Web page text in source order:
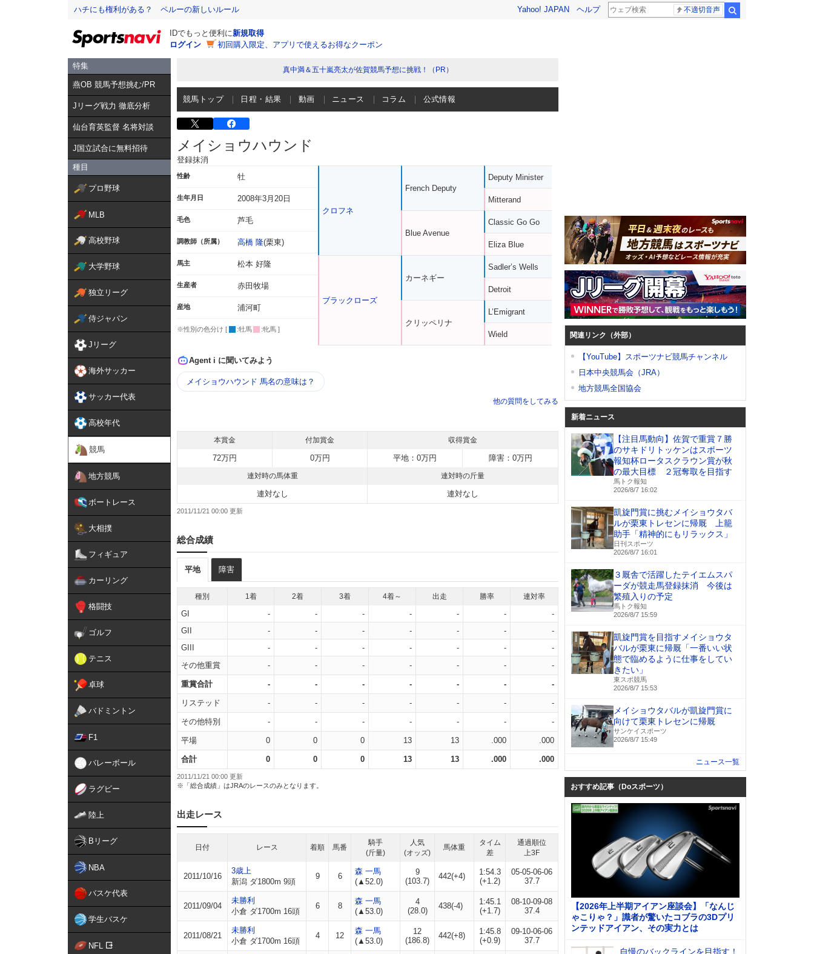
ハチにも権利がある？ ペルーの新しいルール Yahoo! JAPAN ヘルプ 不適切音声
IDでもっと便利に新規取得
ログイン
初回購入限定、アプリで使えるお得なクーポン
特集
燕OB 競馬予想挑む/PR
Jリーグ戦力 徹底分析
仙台育英監督 名将対談
J国立試合に無料招待
種目
プロ野球
MLB
高校野球
大学野球
独立リーグ
侍ジャパン
Jリーグ
海外サッカー
サッカー代表
高校年代
競馬
地方競馬
ボートレース
大相撲
フィギュア
カーリング
格闘技
ゴルフ
テニス
卓球
バドミントン
F1
バレーボール
ラグビー
陸上
Bリーグ
NBA
バスケ代表
学生バスケ
NFL
真中満＆五十嵐亮太が佐賀競馬予想に挑戦！（PR）
競馬トップ 日程・結果 動画 ニュース コラム 公式情報
メイショウハウンド
登録抹消
性齢 牡
生年月日 2008年3月20日
毛色 芦毛
調教師（所属） 高橋 隆(栗東)
馬主 松本 好隆
生産者 赤田牧場
産地 浦河町
※性別の色分け [ :牡馬 :牝馬 ]
クロフネ
ブラックローズ
French Deputy
Blue Avenue
カーネギー
クリッペリナ
Deputy Minister
Mitterand
Classic Go Go
Eliza Blue
Sadler’s Wells
Detroit
L’Emigrant
Wield
Agent i に聞いてみよう
メイショウハウンド 馬名の意味は？
他の質問をしてみる
本賞金 付加賞金 収得賞金
72万円 0万円 平地：0万円 障害：0万円
連対時の馬体重 連対時の斤量
連対なし 連対なし
2011/11/21 00:00
総合成績
平地 障害
種別 1着 2着 3着 4着～ 出走 勝率 連対率
GI - - - - - -
-
GII
- - - - - -
-
GIII
- - - - - -
-
その他重賞
- - - - - - -
重賞合計 - - - - - - -
リステッド - - - - - - -
その他特別 - - - - - - -
平場 0 0 0 13 13 .000 .000
合計 0 0 0 13 13 .000 .000
2011/11/21 00:00 更新
※「総合成績」はJRAのレースのみとなります。
出走レース
日付 レース 着順 馬番
騎手
(斤量)
人気
(オッズ)
馬体重
タイム
差
通過順位
上3F
2011/10/16
3歳上
新潟 ダ1800m 9頭
9 6
森 一馬
(▲52.0)
9
(103.7)
442(+4)
1:54.3
(+1.2)
05-05-06-06
37.7
2011/09/04
未勝利
小倉 ダ1700m 16頭
6 8
森 一馬
(▲53.0)
4
(28.0)
438(-4)
1:45.1
(+1.7)
08-10-09-08
37.4
2011/08/21
未勝利
小倉 ダ1700m 16頭
4 12
森 一馬
(▲53.0)
12
(186.8)
442(+8)
1:45.8
(+0.9)
09-10-06-06
37.7
関連リンク（外部）
【YouTube】スポーツナビ競馬チャンネル
日本中央競馬会（JRA）
地方競馬全国協会
新着ニュース
【注目馬動向】佐賀で重賞７勝
のサキドリトッケンはスポーツ
報知杯ロータスクラウン賞が秋
の最大目標 ２冠奪取を目指す
馬トク報知
2026/8/7 16:02
凱旋門賞に挑むメイショウタバ
ルが栗東トレセンに帰厩 上籠
助手「精神的にもリラックス」
日刊スポーツ
2026/8/7 16:01
３厩舎で活躍したテイエムスパ
ーダが競走馬登録抹消 今後は
繁殖入りの予定
馬トク報知
2026/8/7 15:59
凱旋門賞を目指すメイショウタ
バルが栗東に帰厩「一番いい状
態で臨めるように仕事をしてい
きたい」
東スポ競馬
2026/8/7 15:53
メイショウタバルが凱旋門賞に
向けて栗東トレセンに帰厩
サンケイスポーツ
2026/8/7 15:49
ニュース一覧
おすすめ記事（Doスポーツ）
【2026年上半期アイアン座談会】「なんじ
ゃこりゃ？」識者が驚いたコブラの3Dプリ
ンテッドアイアン、その実力とは
自慢のバックラインを目指す！